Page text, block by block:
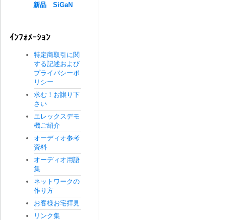
新品 SiGaN
ｲﾝﾌｫﾒｰｼｮﾝ
特定商取引に関
する記述および
プライバシーポ
リシー
求む！お譲り下
さい
エレックスデモ
機ご紹介
オーディオ参考
資料
オーディオ用語
集
ネットワークの
作り方
お客様お宅拝見
リンク集